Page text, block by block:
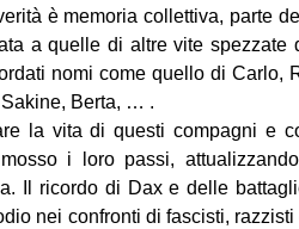
è memoria collettiva, parte
a quelle di altre vite
nomi come quello di Carlo,
Berta, … .
la vita di questi compagni e
i loro passi,
Il ricordo di Dax e delle
nei confronti di fascisti,